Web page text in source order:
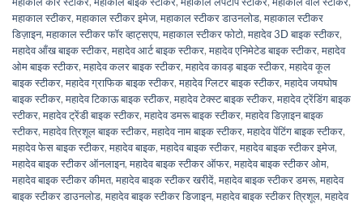
महाकाल स्टीकर,महाकाल स्टीकर इमेज,महाकाल स्टीकर डाउनलोड,महाकाल स्टीकर
डिज़ाइन,महाकाल स्टीकर फॉर व्हाट्सएप,महाकाल स्टीकर फोटो,महादेव 3D बाइक स्टीकर,
महादेव आँख बाइक स्टीकर,महादेव आर्ट बाइक स्टीकर,महादेव एनिमेटेड बाइक स्टीकर,महादेव
ओम बाइक स्टीकर,महादेव कलर बाइक स्टीकर,महादेव कावड़ बाइक स्टीकर,महादेव कूल
बाइक स्टीकर,महादेव ग्राफिक बाइक स्टीकर,महादेव ग्लिटर बाइक स्टीकर,महादेव जयघोष
बाइक स्टीकर,महादेव टिकाऊ बाइक स्टीकर,महादेव टेक्स्ट बाइक स्टीकर,महादेव ट्रेंडिंग बाइक
स्टीकर,महादेव ट्रेंडी बाइक स्टीकर,महादेव डमरू बाइक स्टीकर,महादेव डिज़ाइन बाइक
स्टीकर,महादेव त्रिशूल बाइक स्टीकर,महादेव नाम बाइक स्टीकर,महादेव पेंटिंग बाइक स्टीकर,
महादेव फेस बाइक स्टीकर,महादेव बाइक,महादेव बाइक स्टीकर,महादेव बाइक स्टीकर इमेज,
महादेव बाइक स्टीकर ऑनलाइन,महादेव बाइक स्टीकर ऑफर,महादेव बाइक स्टीकर ओम,
महादेव बाइक स्टीकर कीमत,महादेव बाइक स्टीकर खरीदें,महादेव बाइक स्टीकर डमरू,महादेव
बाइक स्टीकर डाउनलोड,महादेव बाइक स्टीकर डिजाइन,महादेव बाइक स्टीकर त्रिशूल,महादेव